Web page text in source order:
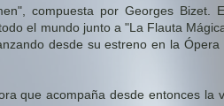
compuesta por Georges Bizet.
el mundo junto a "La Flauta
desde su estreno en la
que acompaña desde entonces la